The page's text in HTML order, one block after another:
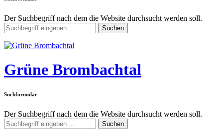
Der Suchbegriff nach dem die Website durchsucht werden soll.
Suchen
Grüne Brombachtal
Suchformular
Der Suchbegriff nach dem die Website durchsucht werden soll.
Suchen